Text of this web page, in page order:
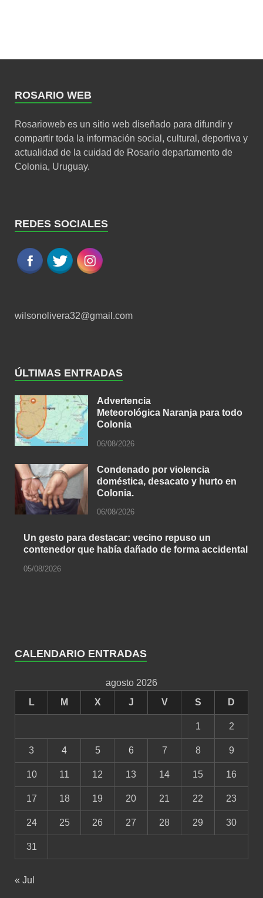
ROSARIO WEB
Rosarioweb es un sitio web diseñado para difundir y
compartir toda la información social, cultural, deportiva y
actualidad de la cuidad de Rosario departamento de
Colonia, Uruguay.
REDES SOCIALES
wilsonolivera32@gmail.com
ÚLTIMAS ENTRADAS
Advertencia
Meteorológica Naranja para todo
Colonia
06/08/2026
Condenado por violencia
doméstica, desacato y hurto en
Colonia.
06/08/2026
Un gesto para destacar: vecino repuso un
contenedor que había dañado de forma accidental
05/08/2026
CALENDARIO ENTRADAS
agosto 2026
L
M X J V S D
1 2
3 4 5 6 7 8 9
10 11 12 13 14 15 16
17 18 19 20 21 22 23
24 25 26 27 28 29 30
31
« Jul